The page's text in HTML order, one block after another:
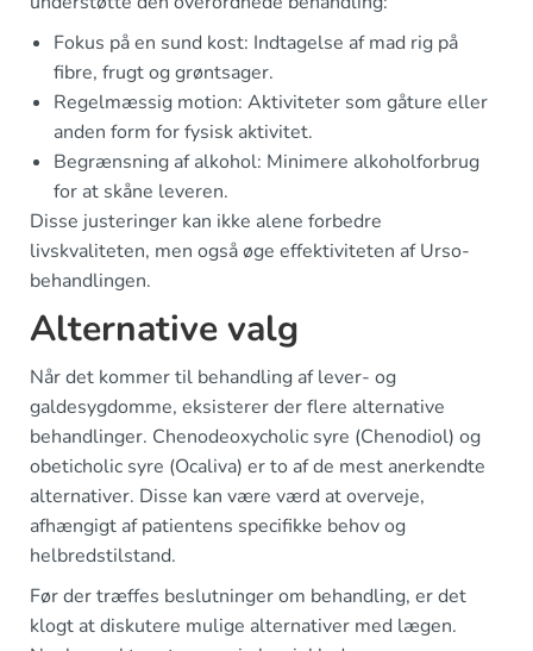
Fokus på en sund kost: Indtagelse af mad rig på
fibre, frugt og grøntsager.
Regelmæssig motion: Aktiviteter som gåture eller
anden form for fysisk aktivitet.
Begrænsning af alkohol: Minimere alkoholforbrug
for at skåne leveren.
Disse justeringer kan ikke alene forbedre
livskvaliteten, men også øge effektiviteten af Urso-
behandlingen.
Alternative valg
Når det kommer til behandling af lever- og
galdesygdomme, eksisterer der flere alternative
behandlinger. Chenodeoxycholic syre (Chenodiol) og
obeticholic syre (Ocaliva) er to af de mest anerkendte
alternativer. Disse kan være værd at overveje,
afhængigt af patientens specifikke behov og
helbredstilstand.
Før der træffes beslutninger om behandling, er det
klogt at diskutere mulige alternativer med lægen.